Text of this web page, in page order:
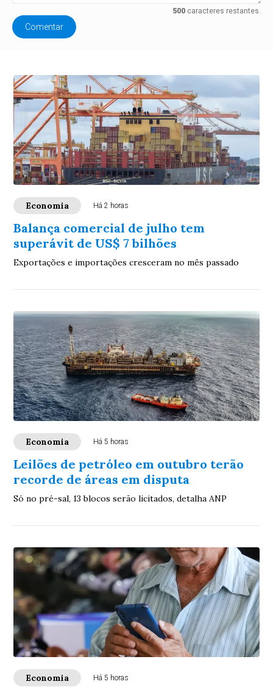
500caracteres restantes.
Comentar
Economia Há 2 horas
Balança comercial de julho tem
superávit de US$ 7 bilhões
Exportações e importações cresceram no mês passado
Economia Há 5 horas
Leilões de petróleo em outubro terão
recorde de áreas em disputa
Só no pré-sal, 13 blocos serão licitados, detalha ANP
Economia Há 5 horas